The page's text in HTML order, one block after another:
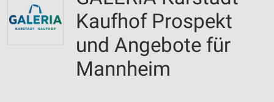
Kaufhof Prospekt
und Angebote für
Mannheim